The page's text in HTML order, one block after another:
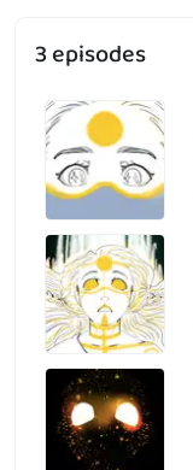
3 episodes